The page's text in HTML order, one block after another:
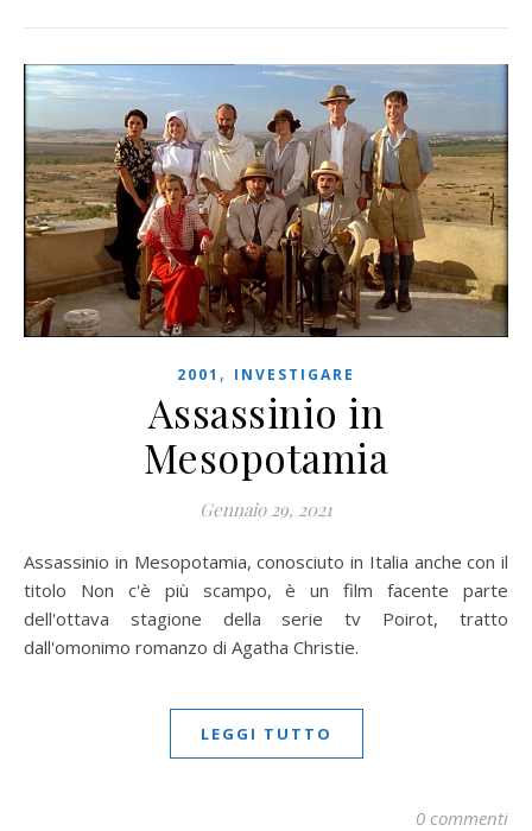
2001 , INVESTIGARE
Assassinio in
Mesopotamia
Gennaio 29, 2021
Assassinio in Mesopotamia, conosciuto in Italia anche con il
titolo Non c'è più scampo, è un film facente parte
dell'ottava stagione della serie tv Poirot, tratto
dall'omonimo romanzo di Agatha Christie.
LEGGI TUTTO
0 commenti